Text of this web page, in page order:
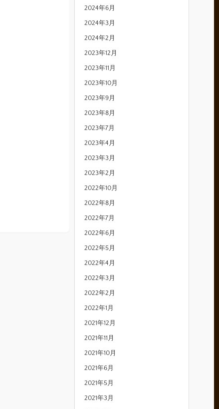
2024年6月
2024年3月
2024年2月
2023年12月
2023年11月
2023年10月
2023年9月
2023年8月
2023年7月
2023年4月
2023年3月
2023年2月
2022年10月
2022年8月
2022年7月
2022年6月
2022年5月
2022年4月
2022年3月
2022年2月
2022年1月
2021年12月
2021年11月
2021年10月
2021年6月
2021年5月
2021年3月